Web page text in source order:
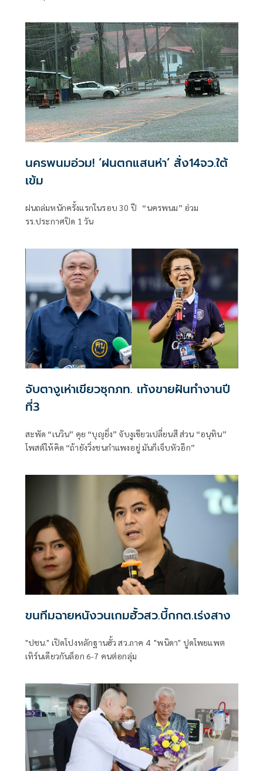
นครพนมอ่วม! ‘ฝนตกแสนห่า’ สั่ง14จว.ใต้
เข้ม
ฝนถล่มหนักครั้งแรกในรอบ 30 ปี “นครพนม” อ่วม
รร.ประกาศปิด 1 วัน
จับตางูเห่าเขียวซุกภท. เท้งขายฝันทำงานปี
ที่3
สะพัด “เนวิน” คุย “บุญยิ่ง” จับงูเขียวเปลี่ยนสี ส่วน “อนุทิน”
โพสต์ให้คิด “ถ้ายังวิ่งชนกำแพงอยู่ มันก็เจ็บหัวอีก”
ขนทีมฉายหนังวนเกมฮั้วสว.บี้กกต.เร่งสาง
"ปชน." เปิดโปงหลักฐานฮั้ว สว.ภาค 4 "พนิดา" ปูดโพยแพต
เทิร์นเดียวกันล็อก 6-7 คนต่อกลุ่ม